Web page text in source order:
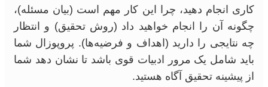
کاری انجام دهید، چرا این کار مهم است (بیان مسئله)،
چگونه آن را انجام خواهید داد (روش تحقیق) و انتظار
چه نتایجی را دارید (اهداف و فرضیه‌ها). پروپوزال شما
باید شامل یک مرور ادبیات قوی باشد تا نشان دهد شما
از پیشینه تحقیق آگاه هستید.